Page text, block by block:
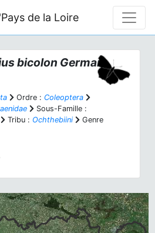
de la Loire
bicolon Germar,
Ordre : Coleoptera
Sous-Famille :
Tribu : Ochthebiini
Genre